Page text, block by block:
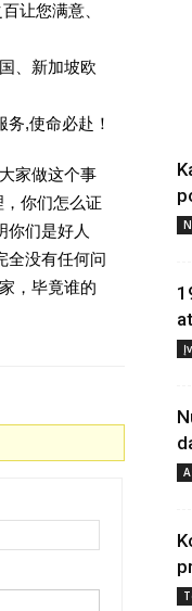
让您满意、
、新加坡欧
,使命必赴！
家做这个事
你们怎么证
你们是好人
全没有任何问
，毕竟谁的